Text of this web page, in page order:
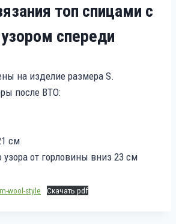
топ спицами с
спереди
на изделие размера S.
после ВТО:
см
узора от горловины вниз 23 см
wool-style Скачать pdf